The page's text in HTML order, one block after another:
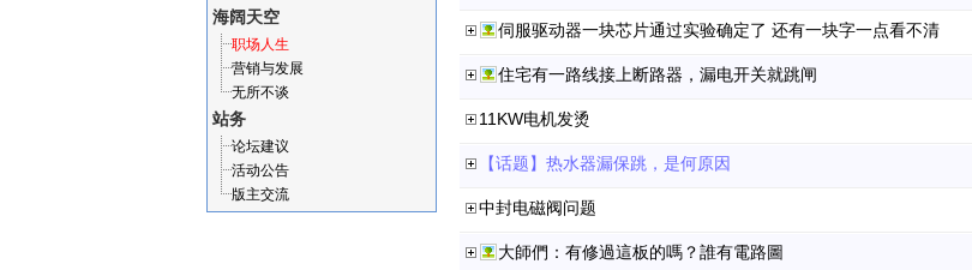
海阔天空
职场人生
营销与发展
无所不谈
站务
论坛建议
活动公告
版主交流
伺服驱动器一块芯片通过实验确定了 还有一块字一点看不清
住宅有一路线接上断路器，漏电开关就跳闸
11KW电机发烫
【话题】热水器漏保跳，是何原因
中封电磁阀问题
大師們：有修過這板的嗎？誰有電路圖